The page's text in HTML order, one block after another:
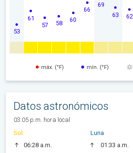
53
61
57 58 60
66
69
63 62
máx. (°F) mín. (°F)
Datos astronómicos
03:05 p.m. hora local
Sol
06:28 a.m.
Luna
01:33 a.m.